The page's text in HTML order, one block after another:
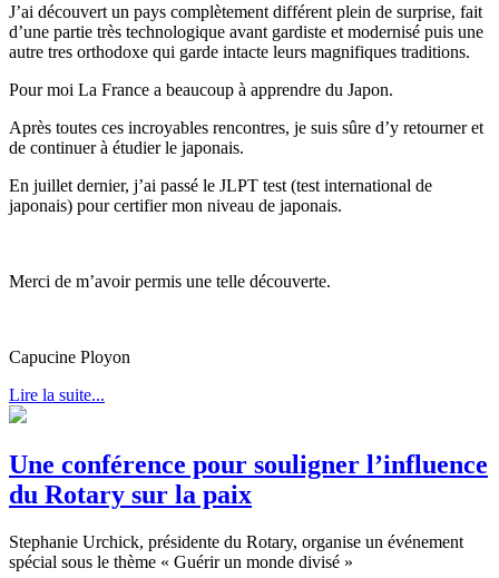
J’ai découvert un pays complètement différent plein de surprise, fait
d’une partie très technologique avant gardiste et modernisé puis une
autre tres orthodoxe qui garde intacte leurs magnifiques traditions.
Pour moi La France a beaucoup à apprendre du Japon.
Après toutes ces incroyables rencontres, je suis sûre d’y retourner et
de continuer à étudier le japonais.
En juillet dernier, j’ai passé le JLPT test (test international de
japonais) pour certifier mon niveau de japonais.
Merci de m’avoir permis une telle découverte.
Capucine Ployon
Lire la suite...
Une conférence pour souligner l’influence
du Rotary sur la paix
Stephanie Urchick, présidente du Rotary, organise un événement
spécial sous le thème « Guérir un monde divisé »